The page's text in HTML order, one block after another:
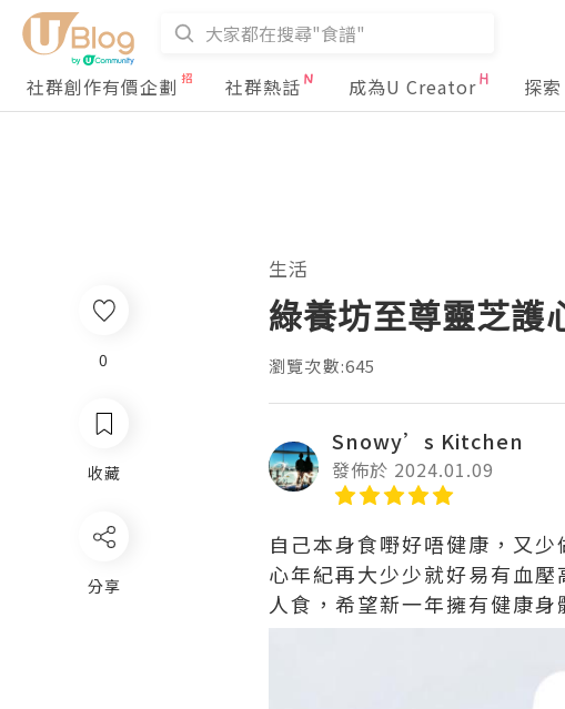
社群創作有價企劃
社群熱話 成為U Creator 探索
0
收藏
分享
生活
綠養坊至尊靈芝護
瀏覽次數:645
Snowy’s Kitchen
發佈於 2024.01.09
自己本身食嘢好唔健康，又
心年紀再大少少就好易有血
人食，希望新一年擁有健康身